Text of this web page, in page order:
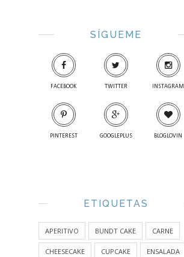
SÍGUEME
FACEBOOK TWITTER INSTAGRAM
PINTEREST GOOGLEPLUS BLOGLOVIN
ETIQUETAS
APERITIVO BUNDT CAKE CARNE
CHEESECAKE CUPCAKE ENSALADA